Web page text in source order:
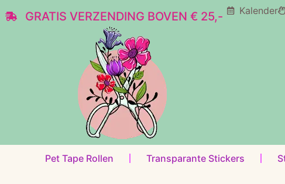
GRATIS VERZENDING BOVEN € 25,- Kalender
Pet Tape Rollen Transparante Stickers